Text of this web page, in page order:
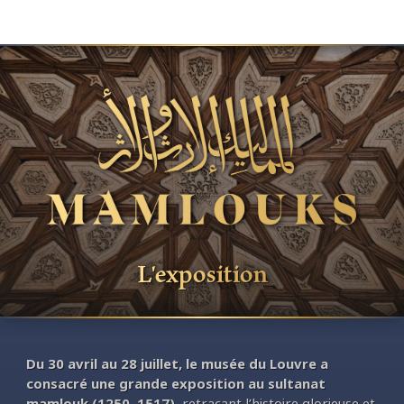
L'exposition
Du 30 avril au 28 juillet, le musée du Louvre a
consacré une grande exposition au sultanat